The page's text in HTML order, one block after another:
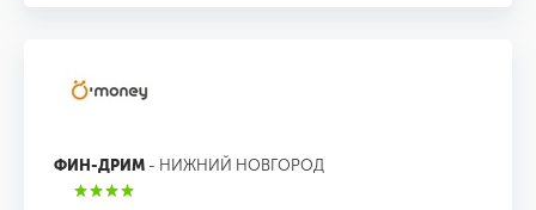
ФИН-ДРИМ - НИЖНИЙ НОВГОРОД